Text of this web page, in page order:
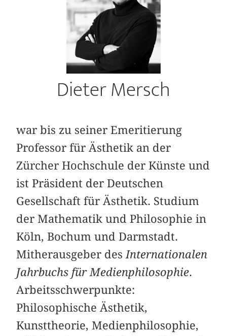
Dieter Mersch
war bis zu seiner Emeritierung
Professor für Ästhetik an der
Zürcher Hochschule der Künste und
ist Präsident der Deutschen
Gesellschaft für Ästhetik. Studium
der Mathematik und Philosophie in
Köln, Bochum und Darmstadt.
Mitherausgeber des Internationalen
Jahrbuchs für Medienphilosophie.
Arbeitsschwerpunkte:
Philosophische Ästhetik,
Kunsttheorie, Medienphilosophie,